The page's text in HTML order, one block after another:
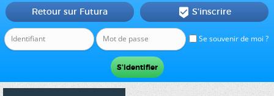
Se souvenir de moi ?
Retour sur Futura  S'inscrire